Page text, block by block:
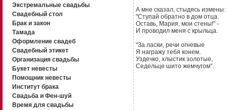
Экстремальные свадьбы
Свадебный стол
Брак и закон
Тамада
Оформление свадеб
Свадебный этикет
Организация свадьбы
Букет невесты
Помощник невесты
Институт брака
Свадьба и Фен-шуй
Время для свадьбы
А мне сказал, стыдясь измены:
"Ступай обратно в дом отца.
Оставь, Мария, мои стены!" -
И проводил меня с крыльца.
"За ласки, речи огневые
Я награжу тебя конем.
Уздечко, хлыстик золотые,
Седельце шито жемчугом".